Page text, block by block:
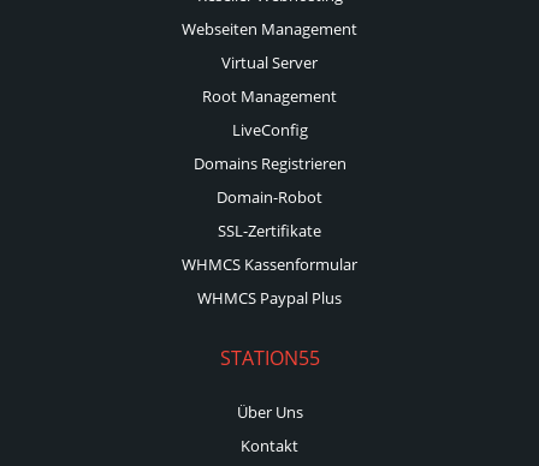
Webseiten Management
Virtual Server
Root Management
LiveConfig
Domains Registrieren
Domain-Robot
SSL-Zertifikate
WHMCS Kassenformular
WHMCS Paypal Plus
STATION55
Über Uns
Kontakt